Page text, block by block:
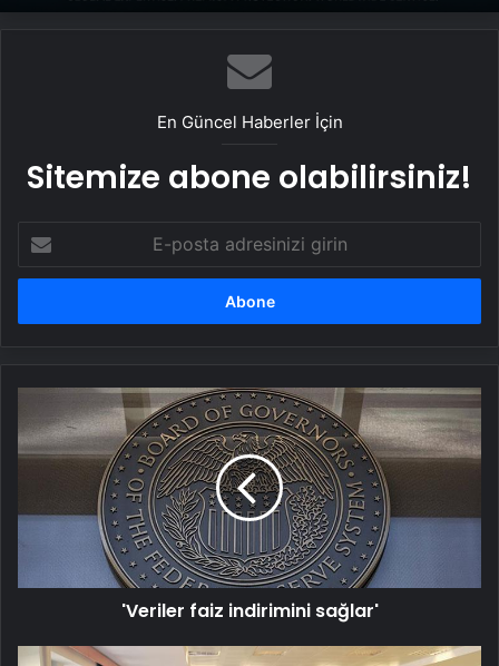
En Güncel Haberler İçin
Sitemize abone olabilirsiniz!
posta
adresinizi
indirimini
'Veriler faiz indirimini sağlar'
‘Bilim